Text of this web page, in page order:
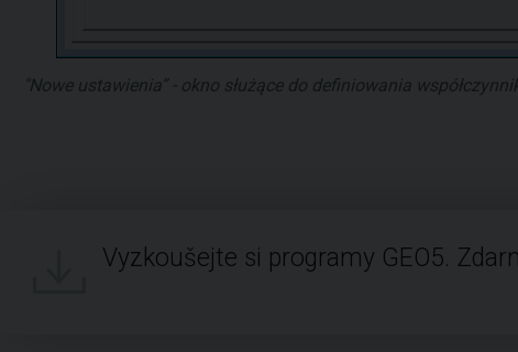
"Nowe ustawienia” - okno służące do definiowania
Vyzkoušejte si programy GEO5.